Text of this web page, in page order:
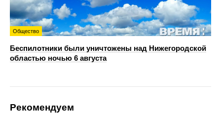
Общество
Беспилотники были уничтожены над Нижегородской
областью ночью 6 августа
Рекомендуем